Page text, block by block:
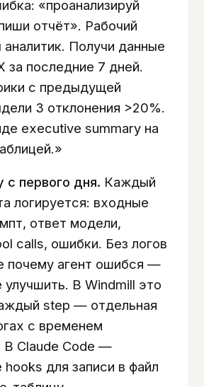
«проанализируй
отчёт». Рабочий
Получи данные
за последние 7 дней.
с предыдущей
3 отклонения >20%.
executive summary на
с первого дня. Каждый
логируется: входные
ответ модели,
calls, ошибки. Без логов
почему агент ошибся —
В Windmill это
step — отдельная
с временем
В Claude Code —
hooks для записи в файл